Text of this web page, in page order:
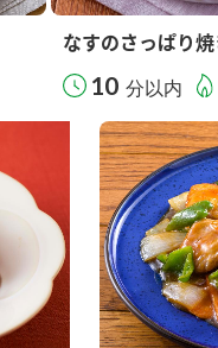
なすのさっぱり
10 分以内